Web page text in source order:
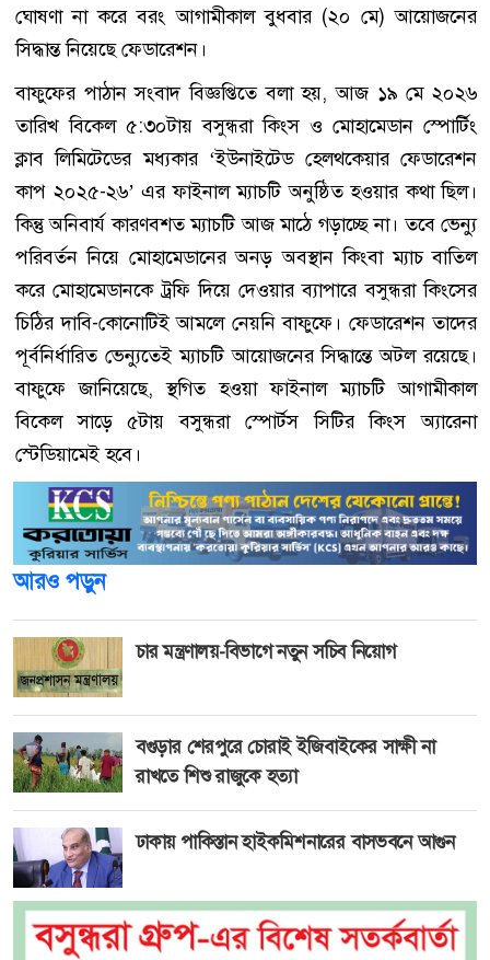
ঘোষণা না করে বরং আগামীকাল বুধবার (২০ মে) আয়োজনের
সিদ্ধান্ত নিয়েছে ফেডারেশন।
বাফুফের পাঠান সংবাদ বিজ্ঞপ্তিতে বলা হয়, আজ ১৯ মে ২০২৬
তারিখ বিকেল ৫:৩০টায় বসুন্ধরা কিংস ও মোহামেডান স্পোর্টিং
ক্লাব লিমিটেডের মধ্যকার ‘ইউনাইটেড হেলথকেয়ার ফেডারেশন
কাপ ২০২৫-২৬’ এর ফাইনাল ম্যাচটি অনুষ্ঠিত হওয়ার কথা ছিল।
কিন্তু অনিবার্য কারণবশত ম্যাচটি আজ মাঠে গড়াচ্ছে না। তবে ভেন্যু
পরিবর্তন নিয়ে মোহামেডানের অনড় অবস্থান কিংবা ম্যাচ বাতিল
করে মোহামেডানকে ট্রফি দিয়ে দেওয়ার ব্যাপারে বসুন্ধরা কিংসের
চিঠির দাবি-কোনোটিই আমলে নেয়নি বাফুফে। ফেডারেশন তাদের
পূর্বনির্ধারিত ভেন্যুতেই ম্যাচটি আয়োজনের সিদ্ধান্তে অটল রয়েছে।
বাফুফে জানিয়েছে, স্থগিত হওয়া ফাইনাল ম্যাচটি আগামীকাল
বিকেল সাড়ে ৫টায় বসুন্ধরা স্পোর্টস সিটির কিংস অ্যারেনা
স্টেডিয়ামেই হবে।
আরও পড়ুন
চার মন্ত্রণালয়-বিভাগে নতুন সচিব নিয়োগ
বগুড়ার শেরপুরে চোরাই ইজিবাইকের সাক্ষী না
রাখতে শিশু রাজুকে হত্যা
ঢাকায় পাকিস্তান হাইকমিশনারের বাসভবনে আগুন